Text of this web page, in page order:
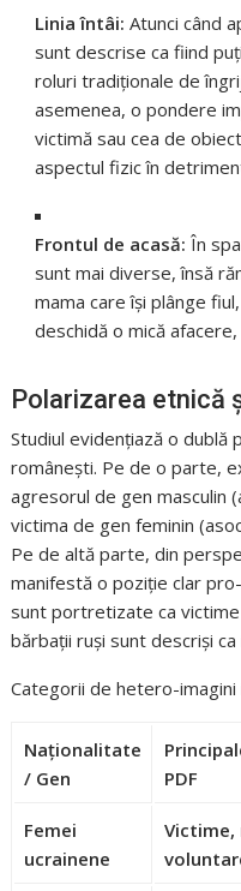
Linia întâi: Atunci când
sunt descrise ca fiind
roluri tradiționale de
asemenea, o pondere
victimă sau cea de
aspectul fizic în
Frontul de acasă: În
sunt mai diverse, însă
mama care își plânge
deschidă o mică
Polarizarea etnică
Studiul evidențiază o dublă
românești. Pe de o parte,
agresorul de gen masculin
victima de gen feminin
Pe de altă parte, din
manifestă o poziție clar
sunt portretizate ca
bărbații ruși sunt descriși
Categorii de hetero-
Naționalitate
/ Gen
PDF
Femei
ucrainene